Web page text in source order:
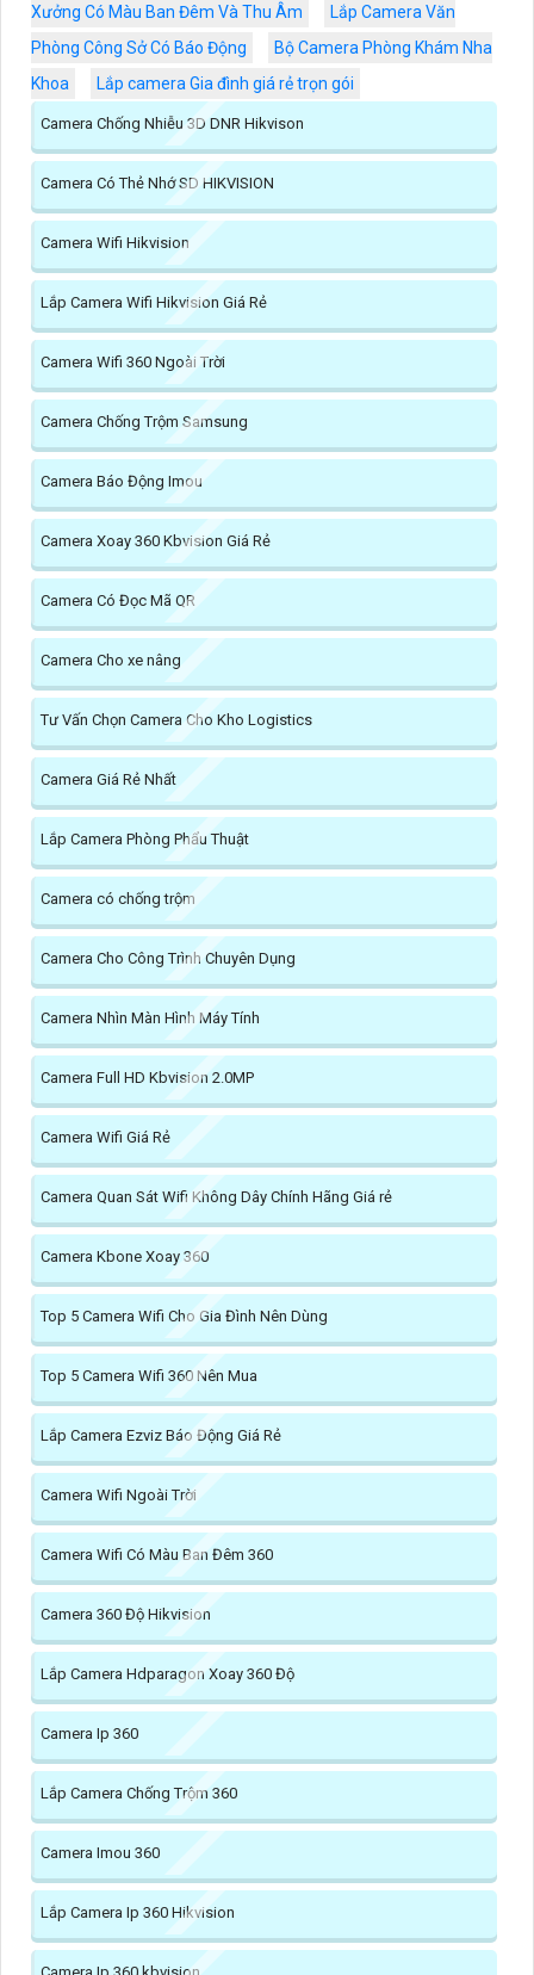
Xưởng Có Màu Ban Đêm Và Thu Âm
Lắp Camera Văn
Phòng Công Sở Có Báo Động
Bộ Camera Phòng Khám Nha
Khoa
Lắp camera Gia đình giá rẻ trọn gói
Camera Chống Nhiễu 3D DNR Hikvison
Camera Có Thẻ Nhớ SD HIKVISION
Camera Wifi Hikvision
Lắp Camera Wifi Hikvision Giá Rẻ
Camera Wifi 360 Ngoài Trời
Camera Chống Trộm Samsung
Camera Báo Động Imou
Camera Xoay 360 Kbvision Giá Rẻ
Camera Có Đọc Mã QR
Camera Cho xe nâng
Tư Vấn Chọn Camera Cho Kho Logistics
Camera Giá Rẻ Nhất
Lắp Camera Phòng Phẩu Thuật
Camera có chống trộm
Camera Cho Công Trình Chuyên Dụng
Camera Nhìn Màn Hình Máy Tính
Camera Full HD Kbvision 2.0MP
Camera Wifi Giá Rẻ
Camera Quan Sát Wifi Không Dây Chính Hãng Giá rẻ
Camera Kbone Xoay 360
Top 5 Camera Wifi Cho Gia Đình Nên Dùng
Top 5 Camera Wifi 360 Nên Mua
Lắp Camera Ezviz Báo Động Giá Rẻ
Camera Wifi Ngoài Trời
Camera Wifi Có Màu Ban Đêm 360
Camera 360 Độ Hikvision
Lắp Camera Hdparagon Xoay 360 Độ
Camera Ip 360
Lắp Camera Chống Trộm 360
Camera Imou 360
Lắp Camera Ip 360 Hikvision